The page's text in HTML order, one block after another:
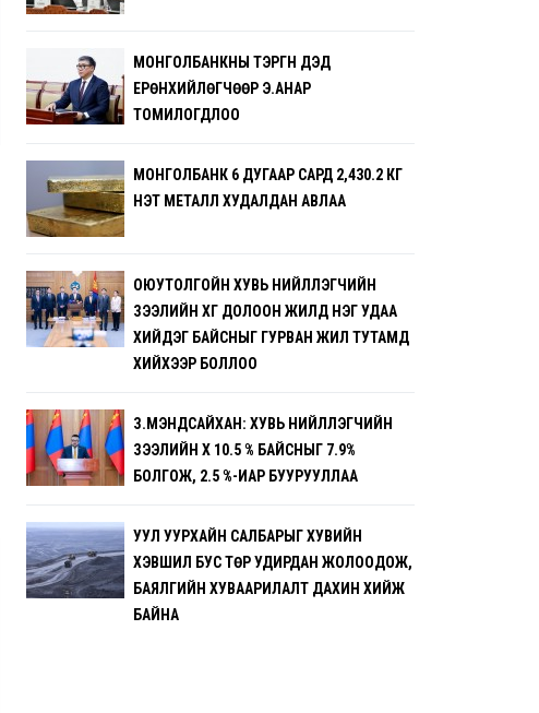
МОНГОЛБАНКНЫ ТЭРГҮҮН ДЭД
ЕРӨНХИЙЛӨГЧӨӨР Э.АНАР
ТОМИЛОГДЛОО
МОНГОЛБАНК 6 ДУГААР САРД 2,430.2 КГ
ҮНЭТ МЕТАЛЛ ХУДАЛДАН АВЛАА
ОЮУТОЛГОЙН ХУВЬ НИЙЛҮҮЛЭГЧИЙН
ЗЭЭЛИЙН ХҮҮГ ДОЛООН ЖИЛД НЭГ УДАА
ХИЙДЭГ БАЙСНЫГ ГУРВАН ЖИЛ ТУТАМД
ХИЙХЭЭР БОЛЛОО
З.МЭНДСАЙХАН: ХУВЬ НИЙЛҮҮЛЭГЧИЙН
ЗЭЭЛИЙН ХҮҮ 10.5 % БАЙСНЫГ 7.9%
БОЛГОЖ, 2.5 %-ИАР БУУРУУЛЛАА
УУЛ УУРХАЙН САЛБАРЫГ ХУВИЙН
ХЭВШИЛ БУС ТӨР УДИРДАН ЖОЛООДОЖ,
БАЯЛГИЙН ХУВААРИЛАЛТ ДАХИН ХИЙЖ
БАЙНА